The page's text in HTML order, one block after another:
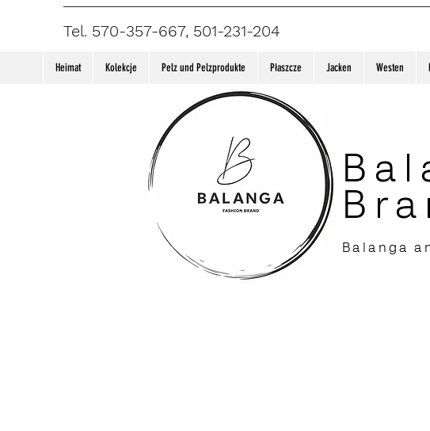
Tel. 570-357-667, 501-231-204
Heimat Kolekcje Pelz und Pelzprodukte Płaszcze Jacken Westen
Balanga